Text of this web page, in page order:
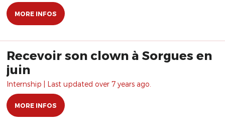
MORE INFOS
Recevoir son clown à Sorgues en
juin
Internship | Last updated over 7 years ago.
MORE INFOS